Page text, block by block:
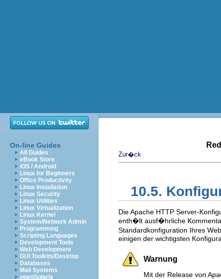
On-line Guides
All Guides
eBook Store
iOS / Android
Linux for Beginners
Office Productivity
Linux Installation
Linux Security
Linux Utilities
Linux Virtualization
Linux Kernel
System/Network Admin
Programming
Scripting Languages
Development Tools
Web Development
GUI Toolkits/Desktop
Databases
Mail Systems
openSolaris
Zur�ck
10.5.
Die Apache HTTP Server-
enth�lt ausf�hrliche
Standardkonfiguration Ihres
einigen der wichtigsten
Warnung
Mit der Release von